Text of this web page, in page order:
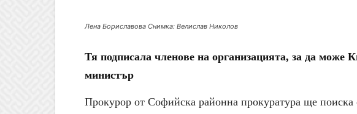
Лена Бориславова Снимка: Велислав Николов
Тя подписала членове на организацията, за да може
министър
Прокурор от Софийска районна прокуратура ще поиска